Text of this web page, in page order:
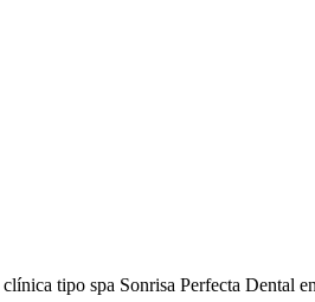
tipo spa Sonrisa Perfecta Dental